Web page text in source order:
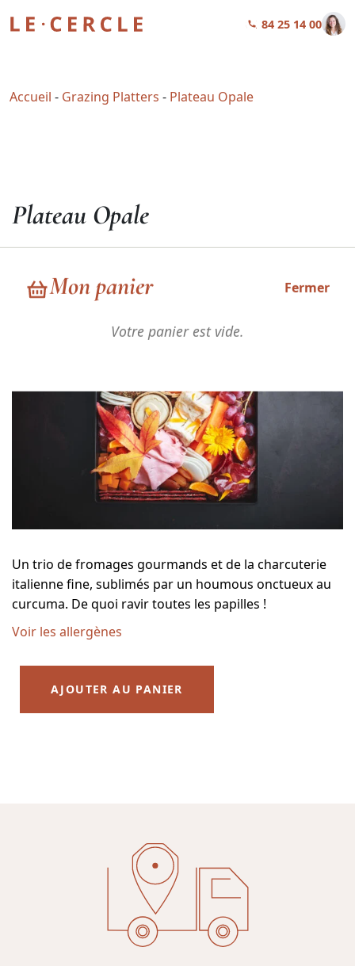
01 84 25 14 00
Mon panier Fermer
Votre panier est vide.
Accueil - Grazing Platters - Plateau Opale
Plateau Opale
€ HT
Un trio de fromages gourmands et de la charcuterie
italienne fine, sublimés par un houmous onctueux au
curcuma. De quoi ravir toutes les papilles !
Voir les allergènes
AJOUTER AU PANIER